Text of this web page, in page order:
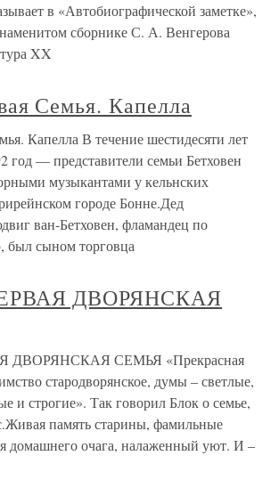
в «Автобиографической заметке»,
сборнике С. А. Венгерова
XX
Семья. Капелла
Капелла В течение шестидесяти лет
год — представители семьи Бетховен
музыкантами у кельнских
городе Бонне.Дед
ван-Бетховен, фламандец по
был сыном торговца
ДВОРЯНСКАЯ
ДВОРЯНСКАЯ СЕМЬЯ «Прекрасная
стародворянское, думы – светлые,
и строгие». Так говорил Блок о семье,
память старины, фамильные
домашнего очага, налаженный уют. И –